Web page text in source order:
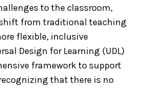
to the classroom,
from traditional teaching
flexible, inclusive
Design for Learning (UDL)
framework to support
that there is no